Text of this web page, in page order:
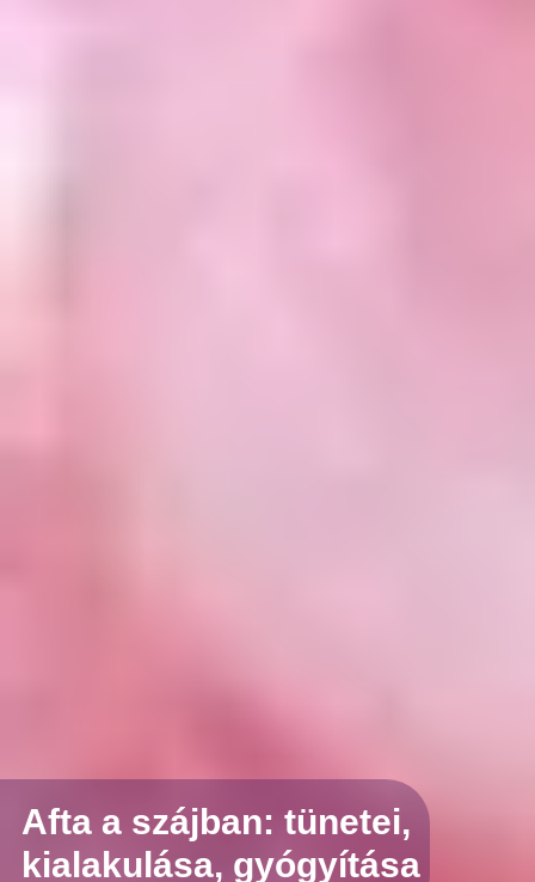
Afta a szájban: tünetei,
kialakulása, gyógyítása